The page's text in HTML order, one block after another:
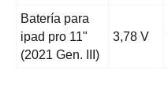
Batería para
ipad pro 11"
(2021 Gen. III)
3,78 V